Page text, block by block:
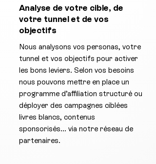
Analyse de votre cible, de
votre tunnel et de vos
objectifs
Nous analysons vos personas, votre
tunnel et vos objectifs pour activer
les bons leviers. Selon vos besoins
nous pouvons mettre en place un
programme d’affiliation structuré ou
déployer des campagnes ciblées
livres blancs, contenus
sponsorisés... via notre réseau de
partenaires.